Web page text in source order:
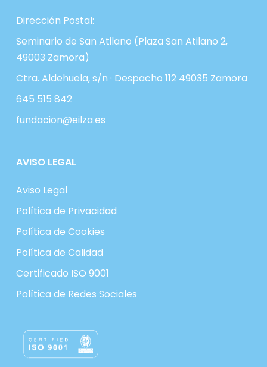
Dirección Postal:
Seminario de San Atilano (Plaza San Atilano 2,
49003 Zamora)
Ctra. Aldehuela, s/n · Despacho 112 49035 Zamora
645 515 842
fundacion@eilza.es
AVISO LEGAL
Aviso Legal
Política de Privacidad
Política de Cookies
Política de Calidad
Certificado ISO 9001
Política de Redes Sociales